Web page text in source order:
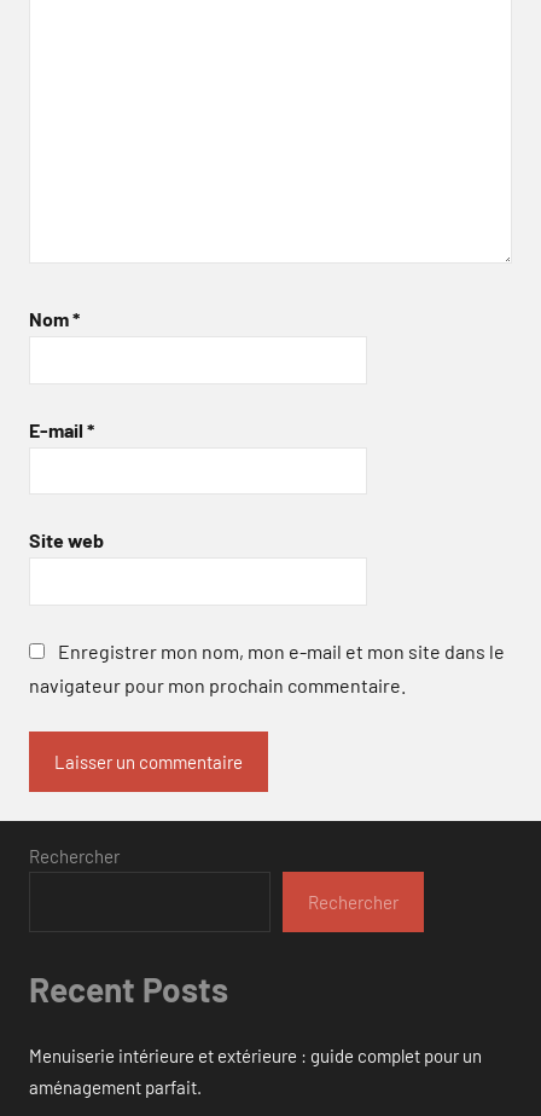
Nom*
E-mail *
Site web
Enregistrer mon nom, mon e-mail et mon site dans le
navigateur pour mon prochain commentaire.
Rechercher
Rechercher
Recent Posts
Menuiserie intérieure et extérieure : guide complet pour un
aménagement parfait.